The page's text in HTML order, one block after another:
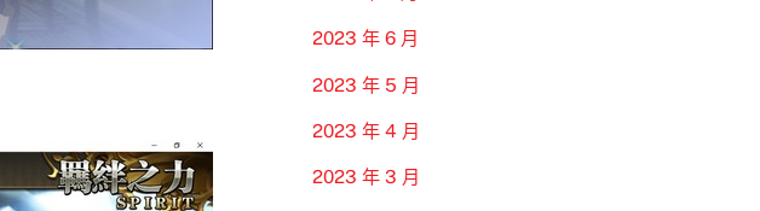
2023 年 6 月
2023 年 5 月
2023 年 4 月
2023 年 3 月